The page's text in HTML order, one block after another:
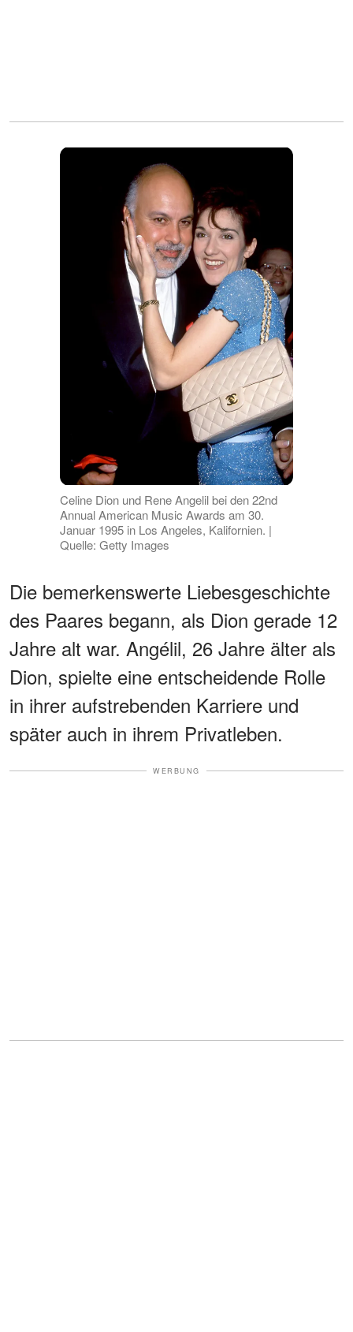
Celine Dion und Rene Angelil bei den 22nd
Annual American Music Awards am 30.
Januar 1995 in Los Angeles, Kalifornien. |
Quelle: Getty Images
Die bemerkenswerte Liebesgeschichte
des Paares begann, als Dion gerade 12
Jahre alt war. Angélil, 26 Jahre älter als
Dion, spielte eine entscheidende Rolle
in ihrer aufstrebenden Karriere und
später auch in ihrem Privatleben.
WERBUNG